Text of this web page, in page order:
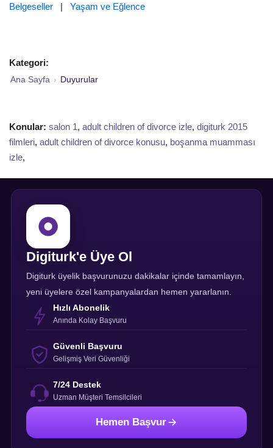
Belgeseller | Yaşam ve Eğlence
Kategori:
Ana Sayfa › Duyurular
Konular: salon 1, adult children of divorce izle, digiturk 2015
filmleri, adult children of divorce konusu, boşanma muamması
izle,
Digiturk'e Üye Ol
Digiturk üyelik başvurunuzu dakikalar içinde tamamlayın,
yeni üyelere özel kampanyalardan hemen yararlanın.
Hızlı Abonelik
Anında Kolay Başvuru
Güvenli Başvuru
Gelişmiş Veri Güvenliği
7/24 Destek
Uzman Müşteri Temsilcileri
Hemen Başvur